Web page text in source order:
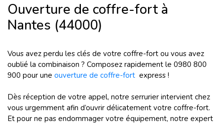
Ouverture de coffre-fort à
Nantes (44000)
Vous avez perdu les clés de votre coffre-fort ou vous avez
oublié la combinaison ? Composez rapidement le 0980 800
900 pour une ouverture de coffre-fort express !
Dès réception de votre appel, notre serrurier intervient chez
vous urgemment afin d’ouvrir délicatement votre coffre-fort.
Et pour ne pas endommager votre équipement, notre expert